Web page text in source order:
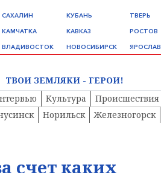
САХАЛИН
КАМЧАТКА
ВЛАДИВОСТОК
КУБАНЬ
КАВКАЗ
НОВОСИБИРСК
ТВЕРЬ
РОСТОВ
ТВОИ ЗЕМЛЯКИ - ГЕРОИ!
Культура Происшествия
Норильск Железногорск
счет каких